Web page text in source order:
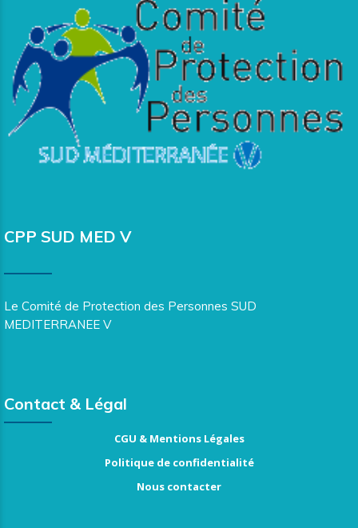
CPP SUD MED V
Le Comité de Protection des Personnes SUD
MEDITERRANEE V
Contact & Légal
CGU & Mentions Légales
Politique de confidentialité
Nous contacter